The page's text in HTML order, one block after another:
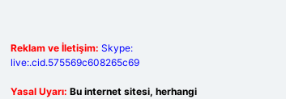
Reklam ve İletişim: Skype:
live:.cid.575569c608265c69
Yasal Uyarı: Bu internet sitesi, herhangi